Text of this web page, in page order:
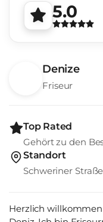
5.0
Denize
Friseur
Top Rated
Gehört zu den
Standort
Schweriner
Herzlich